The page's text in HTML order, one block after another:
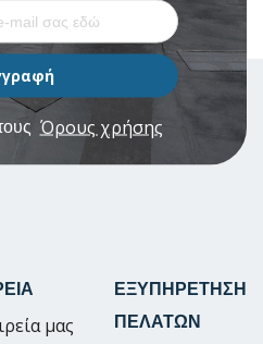
Όρους χρήσης
μας
ΕΞΥΠΗΡΕΤΗΣΗ
ΠΕΛΑΤΩΝ